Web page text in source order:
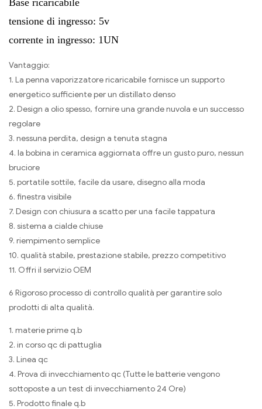
tensione di ingresso: 5v
corrente in ingresso: 1UN
Vantaggio:
1. La penna vaporizzatore ricaricabile fornisce un supporto
energetico sufficiente per un distillato denso
2. Design a olio spesso, fornire una grande nuvola e un successo
regolare
3. nessuna perdita, design a tenuta stagna
4. la bobina in ceramica aggiornata offre un gusto puro, nessun
bruciore
5. portatile sottile, facile da usare, disegno alla moda
6. finestra visibile
7. Design con chiusura a scatto per una facile tappatura
8. sistema a cialde chiuse
9. riempimento semplice
10. qualità stabile, prestazione stabile, prezzo competitivo
11. Offri il servizio OEM
6 Rigoroso processo di controllo qualità per garantire solo
prodotti di alta qualità.
1. materie prime q.b
2. in corso qc di pattuglia
3. Linea qc
4. Prova di invecchiamento qc (Tutte le batterie vengono
sottoposte a un test di invecchiamento 24 Ore)
5. Prodotto finale q.b